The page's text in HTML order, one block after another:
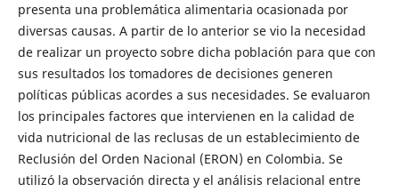
presenta una problemática alimentaria ocasionada por
diversas causas. A partir de lo anterior se vio la necesidad
de realizar un proyecto sobre dicha población para que con
sus resultados los tomadores de decisiones generen
políticas públicas acordes a sus necesidades. Se evaluaron
los principales factores que intervienen en la calidad de
vida nutricional de las reclusas de un establecimiento de
Reclusión del Orden Nacional (ERON) en Colombia. Se
utilizó la observación directa y el análisis relacional entre